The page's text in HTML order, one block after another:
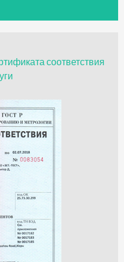
соответствия